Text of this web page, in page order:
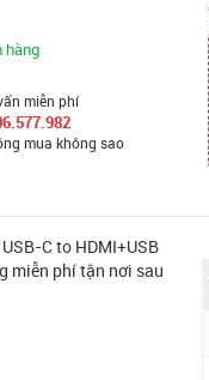
hàng
miễn phí
mua không sao
C to HDMI+USB
miễn phí tận nơi sau